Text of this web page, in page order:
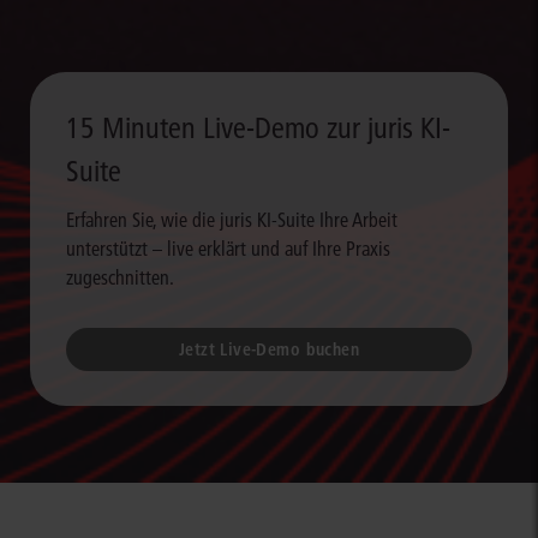
15 Minuten Live-Demo zur juris KI-
Suite
Erfahren Sie, wie die juris KI-Suite Ihre Arbeit
unterstützt – live erklärt und auf Ihre Praxis
zugeschnitten.
Jetzt Live-Demo buchen